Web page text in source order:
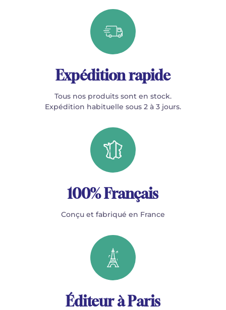
Expédition rapide
Tous nos produits sont en stock.
Expédition habituelle sous 2 à 3 jours.
100% Français
Conçu et fabriqué en France
Éditeur à Paris